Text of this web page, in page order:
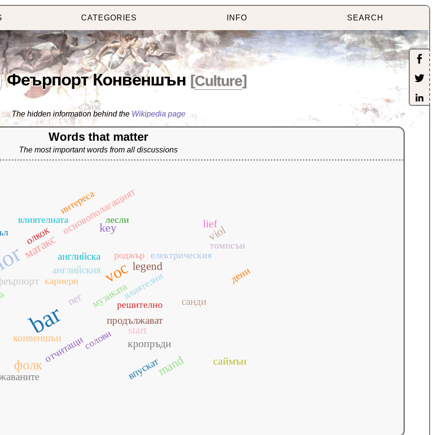
CATEGORIES INFO SEARCH
Феърпорт Конвеншън [Culture]
The hidden information behind the Wikipedia page
Words that matter
The most important words from all discussions
bar
voc
фолк mand
матакс
key
legend
viol
lief
start
кропръди
саймън
английска
английския
впускат
дени
конвеншън
музиката
олкок основополагащият
отчитащи
пег
продължават
санди
влиятелната
влиятелни
електрическия
интереса
кариери
лесли
решително
роджър
солови
томпсън